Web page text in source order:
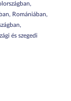
Romániában,
és szegedi